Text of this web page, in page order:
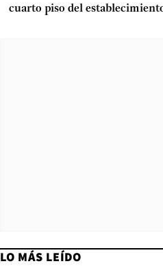
cuarto piso del
LO MÁS LEÍDO